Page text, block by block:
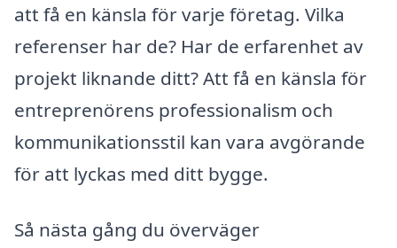
att få en känsla för varje företag. Vilka
referenser har de? Har de erfarenhet av
projekt liknande ditt? Att få en känsla för
entreprenörens professionalism och
kommunikationsstil kan vara avgörande
för att lyckas med ditt bygge.
Så nästa gång du överväger